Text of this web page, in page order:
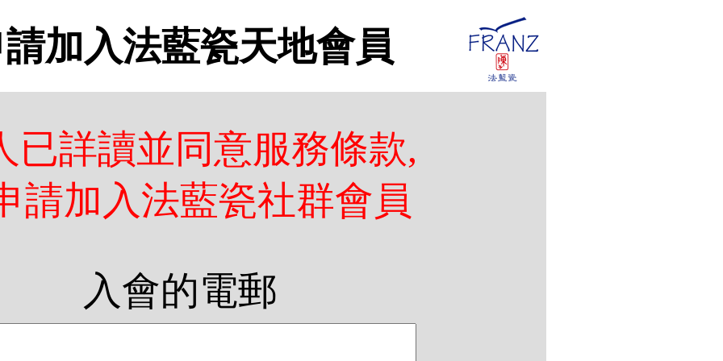
加入法藍瓷天地會員
已詳讀並同意服務條款,
請加入法藍瓷社群會員
入會的電郵